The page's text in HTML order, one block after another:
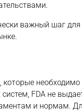
важный шаг для
которые
FDA не
и нормам.